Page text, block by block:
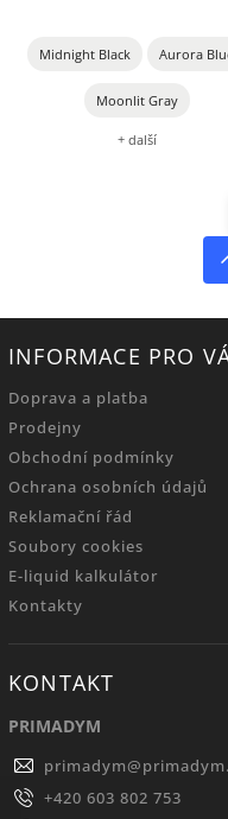
Midnight Black Aurora
Moonlit Gray
+ další
INFORMACE PRO
Doprava a platba
Prodejny
Obchodní podmínky
Ochrana osobních údajů
Reklamační řád
Soubory cookies
E-liquid kalkulátor
Kontakty
KONTAKT
PRIMADYM
primadym@
+420 603 802 753